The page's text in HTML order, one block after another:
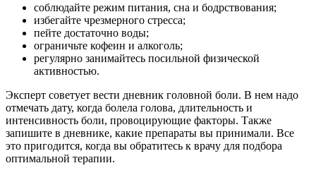
соблюдайте режим питания, сна и бодрствования;
избегайте чрезмерного стресса;
пейте достаточно воды;
ограничьте кофеин и алкоголь;
регулярно занимайтесь посильной физической
активностью.
Эксперт советует вести дневник головной боли. В нем надо
отмечать дату, когда болела голова, длительность и
интенсивность боли, провоцирующие факторы. Также
запишите в дневнике, какие препараты вы принимали. Все
это пригодится, когда вы обратитесь к врачу для подбора
оптимальной терапии.